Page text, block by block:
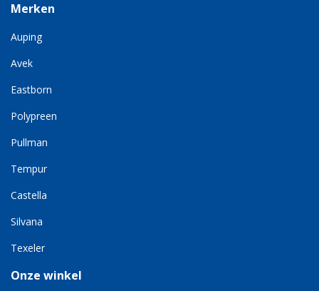
Merken
Auping
Avek
Eastborn
Polypreen
Pullman
Tempur
Castella
Silvana
Texeler
Onze winkel